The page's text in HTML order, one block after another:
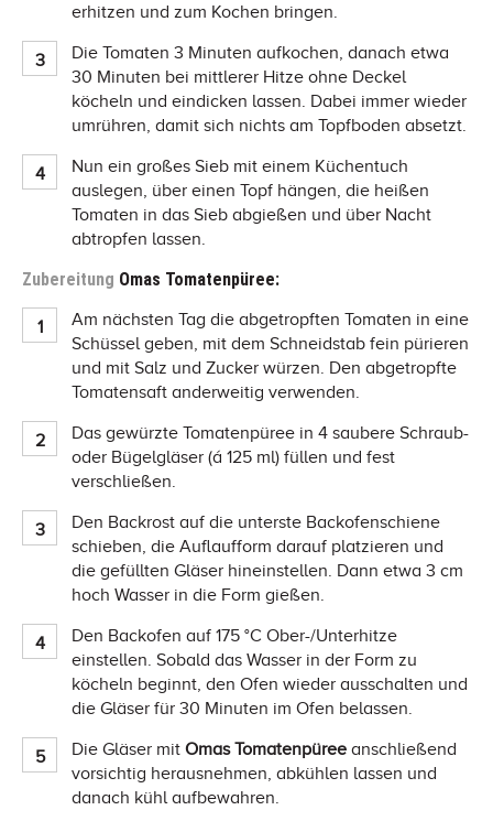
erhitzen und zum Kochen bringen.
Die Tomaten 3 Minuten aufkochen, danach etwa
30 Minuten bei mittlerer Hitze ohne Deckel
köcheln und eindicken lassen. Dabei immer wieder
umrühren, damit sich nichts am Topfboden absetzt.
Nun ein großes Sieb mit einem Küchentuch
auslegen, über einen Topf hängen, die heißen
Tomaten in das Sieb abgießen und über Nacht
abtropfen lassen.
Zubereitung Omas Tomatenpüree:
Am nächsten Tag die abgetropften Tomaten in eine
Schüssel geben, mit dem Schneidstab fein pürieren
und mit Salz und Zucker würzen. Den abgetropfte
Tomatensaft anderweitig verwenden.
Das gewürzte Tomatenpüree in 4 saubere Schraub-
oder Bügelgläser (á 125 ml) füllen und fest
verschließen.
Den Backrost auf die unterste Backofenschiene
schieben, die Auflaufform darauf platzieren und
die gefüllten Gläser hineinstellen. Dann etwa 3 cm
hoch Wasser in die Form gießen.
Den Backofen auf 175 °C Ober-/Unterhitze
einstellen. Sobald das Wasser in der Form zu
köcheln beginnt, den Ofen wieder ausschalten und
die Gläser für 30 Minuten im Ofen belassen.
Die Gläser mit Omas Tomatenpüree anschließend
vorsichtig herausnehmen, abkühlen lassen und
danach kühl aufbewahren.